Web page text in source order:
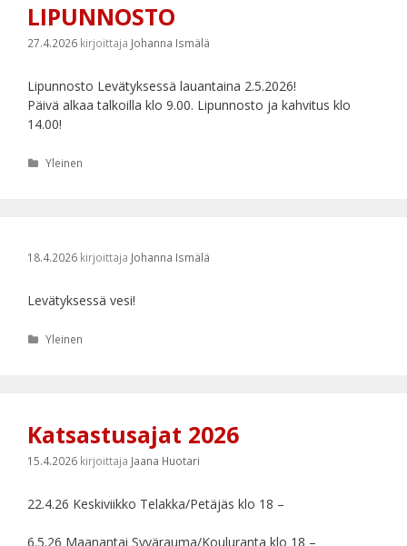
LIPUNNOSTO
27.4.2026 kirjoittaja Johanna Ismälä
Lipunnosto Levätyksessä lauantaina 2.5.2026!
Päivä alkaa talkoilla klo 9.00. Lipunnosto ja kahvitus klo
14.00!
Kategoriat
Yleinen
18.4.2026 kirjoittaja Johanna Ismälä
Levätyksessä vesi!
Kategoriat
Yleinen
Katsastusajat 2026
15.4.2026 kirjoittaja Jaana Huotari
22.4.26 Keskiviikko Telakka/Petäjäs klo 18 –
6.5.26 Maanantai Syvärauma/Kouluranta klo 18 –